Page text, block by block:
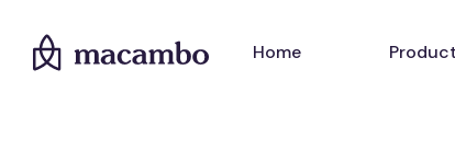
Home Product